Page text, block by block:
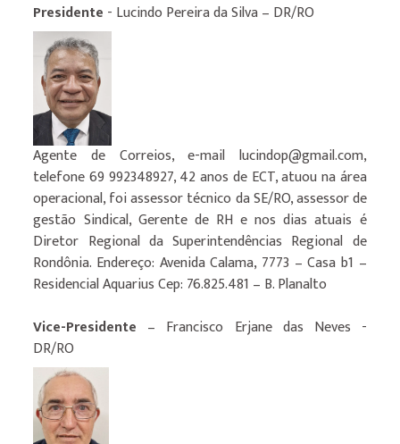
Presidente - Lucindo Pereira da Silva – DR/RO
Agente de Correios, e-mail lucindop@gmail.com,
telefone 69 992348927, 42 anos de ECT, atuou na área
operacional, foi assessor técnico da SE/RO, assessor de
gestão Sindical, Gerente de RH e nos dias atuais é
Diretor Regional da Superintendências Regional de
Rondônia. Endereço: Avenida Calama, 7773 – Casa b1 –
Residencial Aquarius Cep: 76.825.481 – B. Planalto
Vice-Presidente – Francisco Erjane das Neves -
DR/RO